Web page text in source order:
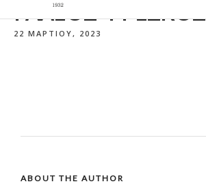
ΓΑΛΈΟΣ ΦΡΈΣΚΟΣ
22 ΜΑΡΤΊΟΥ, 2023
ABOUT THE AUTHOR